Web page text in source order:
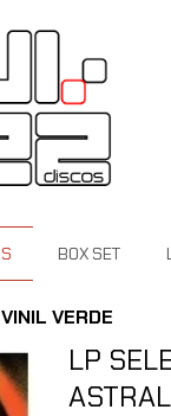
BOX SET
VERDE
LP